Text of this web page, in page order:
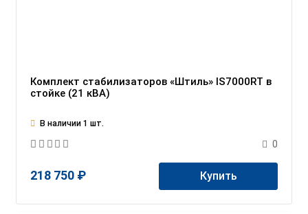
Комплект стабилизаторов «Штиль» IS7000RT в
стойке (21 кВА)
В наличии 1 шт.
0
218 750 ₽ Купить